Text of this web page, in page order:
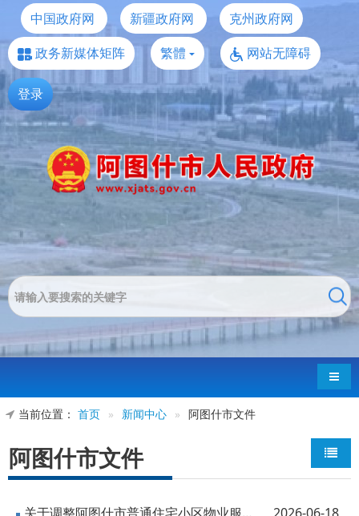
中国政府网 新疆政府网
克州政府网
政务新媒体矩阵
繁體 网站无障碍
登录
导航
当前位置： 首页 » 新闻中心 » 阿图什市文件
阿图什市文件